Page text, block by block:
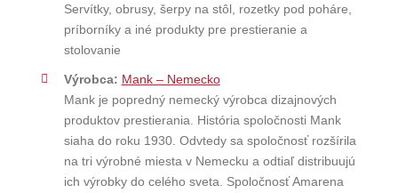
Servítky, obrusy, šerpy na stôl, rozetky pod poháre,
príborníky a iné produkty pre prestieranie a
stolovanie
Výrobca: Mank – Nemecko
Mank je popredný nemecký výrobca dizajnových
produktov prestierania. História spoločnosti Mank
siaha do roku 1930. Odvtedy sa spoločnosť rozšírila
na tri výrobné miesta v Nemecku a odtiaľ distribuujú
ich výrobky do celého sveta. Spoločnosť Amarena